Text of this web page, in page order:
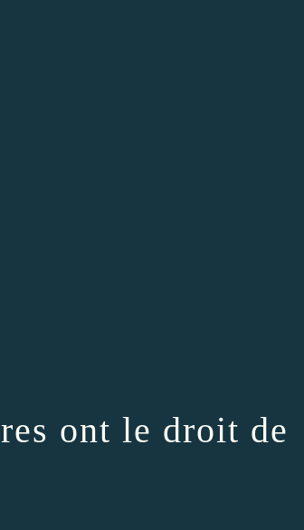
ont le droit de